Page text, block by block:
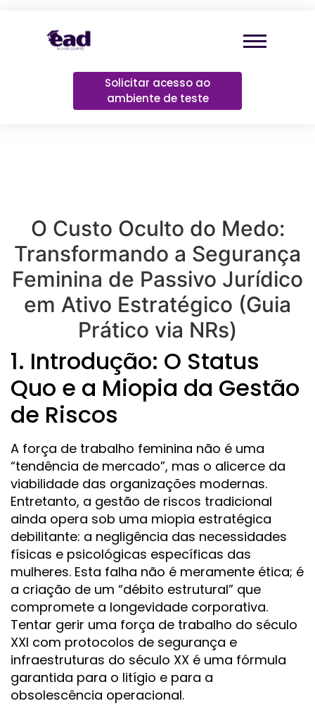
Solicitar acesso ao
ambiente de teste
O Custo Oculto do Medo:
Transformando a Segurança
Feminina de Passivo Jurídico
em Ativo Estratégico (Guia
Prático via NRs)
1. Introdução: O Status
Quo e a Miopia da Gestão
de Riscos
A força de trabalho feminina não é uma
“tendência de mercado”, mas o alicerce da
viabilidade das organizações modernas.
Entretanto, a gestão de riscos tradicional
ainda opera sob uma miopia estratégica
debilitante: a negligência das necessidades
físicas e psicológicas específicas das
mulheres. Esta falha não é meramente ética; é
a criação de um “débito estrutural” que
compromete a longevidade corporativa.
Tentar gerir uma força de trabalho do século
XXI com protocolos de segurança e
infraestruturas do século XX é uma fórmula
garantida para o litígio e para a
obsolescência operacional.